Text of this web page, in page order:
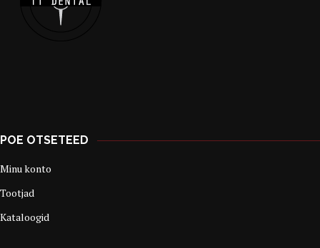
POE OTSETEED
Minu konto
Tootjad
Kataloogid